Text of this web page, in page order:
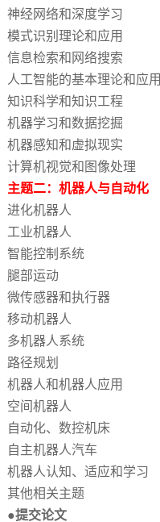
神经网络和深度学习
模式识别理论和应用
信息检索和网络搜索
人工智能的基本理论和应用
知识科学和知识工程
机器学习和数据挖掘
机器感知和虚拟现实
计算机视觉和图像处理
主题二：机器人与自动化
进化机器人
工业机器人
智能控制系统
腿部运动
微传感器和执行器
移动机器人
多机器人系统
路径规划
机器人和机器人应用
空间机器人
自动化、数控机床
自主机器人汽车
机器人认知、适应和学习
其他相关主题
●提交论文